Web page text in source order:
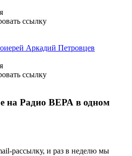
Аркадий Петровцев
на Радио ВЕРА в одном
рассылку, и раз в неделю мы